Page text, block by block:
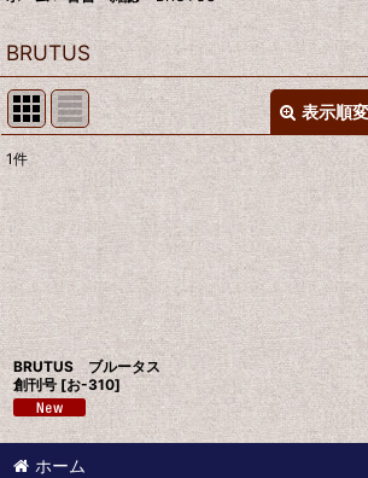
BRUTUS
表示順
表示数 :
並び順
絞り込む
1件
BRUTUS ブルータス
創刊号 [お-310]
ホーム